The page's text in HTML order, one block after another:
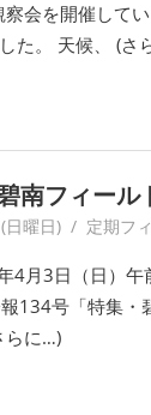
会を開催して
た。 天候、 (さ
南フィール
日曜日) yagaiken
定期フ
4月3日（日）
134号「特集・
らに…)